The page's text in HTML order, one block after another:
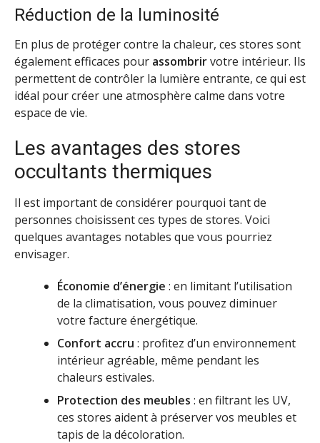
Réduction de la luminosité
En plus de protéger contre la chaleur, ces stores sont
également efficaces pour assombrirvotre intérieur. Ils
permettent de contrôler la lumière entrante, ce qui est
idéal pour créer une atmosphère calme dans votre
espace de vie.
Les avantages des stores
occultants thermiques
Il est important de considérer pourquoi tant de
personnes choisissent ces types de stores. Voici
quelques avantages notables que vous pourriez
envisager.
Économie d’énergie : en limitant l’utilisation
de la climatisation, vous pouvez diminuer
votre facture énergétique.
Confort accru : profitez d’un environnement
intérieur agréable, même pendant les
chaleurs estivales.
Protection des meubles : en filtrant les UV,
ces stores aident à préserver vos meubles et
tapis de la décoloration.